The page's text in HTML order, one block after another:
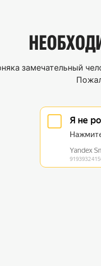
замечательный